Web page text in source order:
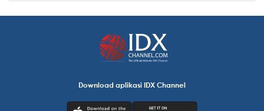
Download aplikasi IDX Channel